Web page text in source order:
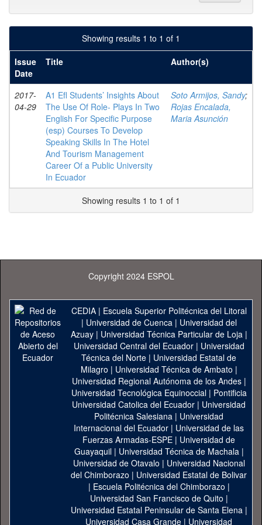
Showing results 1 to 1 of 1
Issue
Date
Title Author(s)
2017-
04-29
A1 Efl Students’ Insights About
The Use Of Role- Plays In Two
English For Specific Purpose
(esp) Courses To Develop
Speaking Skills In The Hotel
And Tourism Management
Career Of a Public University
In Ecuador
Soto Armijos, Sandy;
Rojas Encalada,
Maria Asunción
Showing results 1 to 1 of 1
Copyright 2024 ESPOL
CEDIA| Escuela Superior Politécnica del Litoral
| Universidad de Cuenca| Universidad del
Azuay| Universidad Técnica Particular de Loja|
Universidad Central del Ecuador| Universidad
Técnica del Norte | Universidad Estatal de
Milagro | Universidad Técnica de Ambato |
Universidad Regional Autónoma de los Andes|
Universidad Tecnológica Equinoccial| Pontificia
Universidad Catolica del Ecuador | Universidad
Politécnica Salesiana | Universidad
Internacional del Ecuador | Universidad de las
Fuerzas Armadas-ESPE | Universidad de
Guayaquil| Universidad Técnica de Machala|
Universidad de Otavalo | Universidad Nacional
del Chimborazo | Universidad Estatal de Bolivar
| Escuela Politécnica del Chimborazo |
Universidad San Francisco de Quito |
Universidad Estatal Peninsular de Santa Elena|
Universidad Casa Grande | Universidad